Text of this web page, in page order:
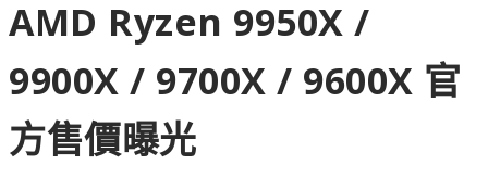
AMD Ryzen 9950X /
9900X / 9700X / 9600X 官
方售價曝光